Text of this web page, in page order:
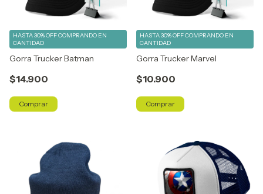
Gorra Trucker Batman
$14.900
HASTA 30% OFFCOMPRANDO EN
CANTIDAD
Comprar
Gorra Trucker Marvel
$10.900
HASTA 30% OFFCOMPRANDO EN
CANTIDAD
Comprar